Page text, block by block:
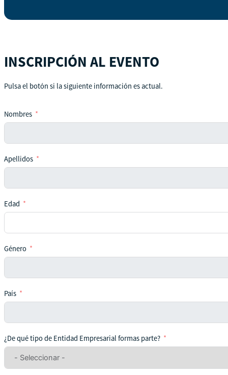
INSCRIPCIÓN AL EVENTO
Pulsa el botón si la siguiente información es actual.
Nombres
Apellidos
Edad
Género
País
¿De qué tipo de Entidad Empresarial formas parte?